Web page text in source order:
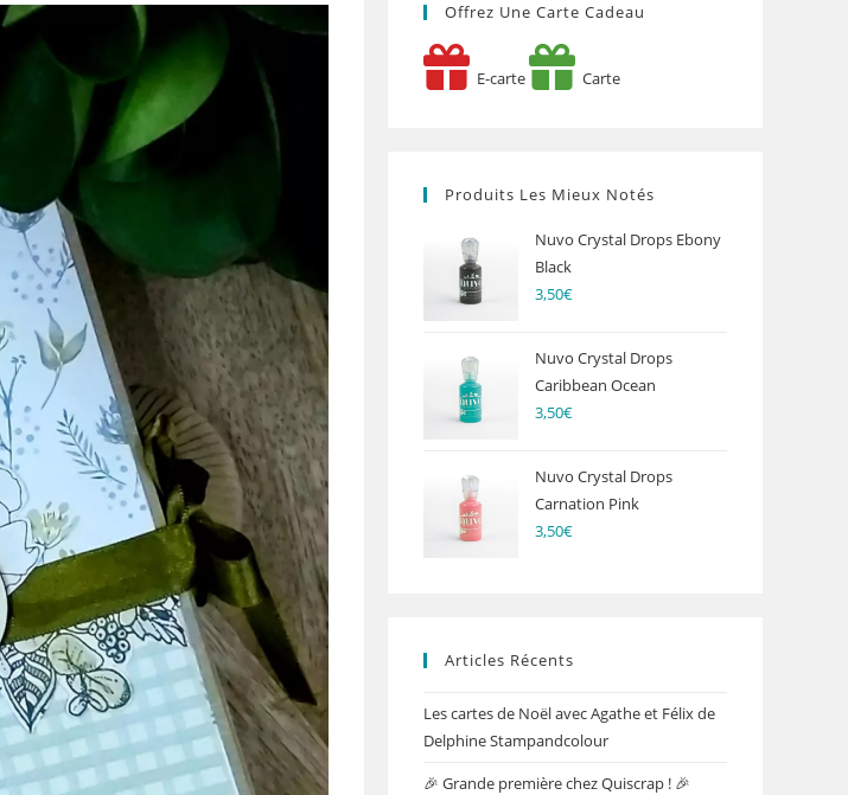
Offrez Une Carte Cadeau
E-carte Carte
Produits Les Mieux Notés
Nuvo Crystal Drops Ebony
Black
3,50€
Nuvo Crystal Drops
Caribbean Ocean
3,50€
Nuvo Crystal Drops
Carnation Pink
3,50€
Articles Récents
Les cartes de Noël avec Agathe et Félix de
Delphine Stampandcolour
🎉 Grande première chez Quiscrap ! 🎉